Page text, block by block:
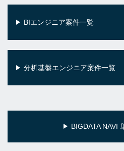
BIエンジニア案件一覧
分析基盤エンジニア案件一覧
BIGDATA NAVI